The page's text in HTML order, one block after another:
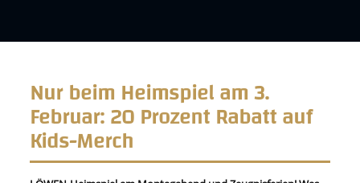
Nur beim Heimspiel am 3.
Februar: 20 Prozent Rabatt auf
Kids-Merch